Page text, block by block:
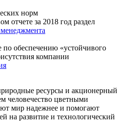
норм
отчете за 2018 год раздел
обеспечению «устойчивого
компании
ресурсы и акционерный
человечество цветными
мир надежнее и помогают
на развитие и технологический